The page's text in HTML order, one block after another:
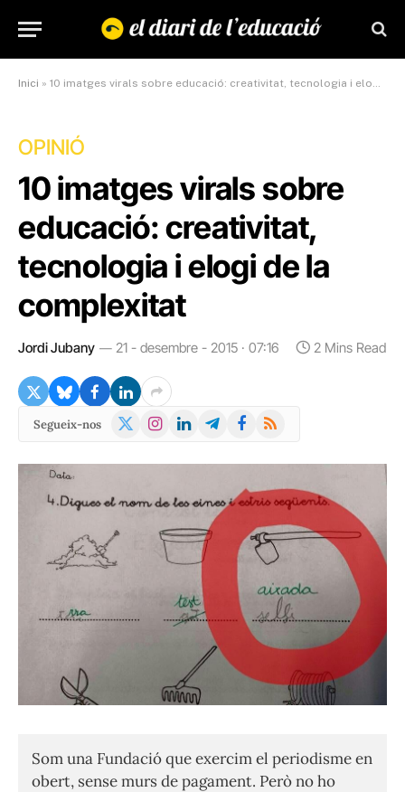
Inici » 10 imatges virals sobre educació: creativitat, tecnologia i elogi de la complexitat
OPINIÓ
10 imatges virals sobre
educació: creativitat,
tecnologia i elogi de la
complexitat
Jordi Jubany 21 - desembre - 2015 · 07:16 2 Mins Read
Segueix-nos
X
Instagram
LinkedInTelegramFacebook
RSS
Som una Fundació que exercim el periodisme en
obert, sense murs de pagament. Però no ho